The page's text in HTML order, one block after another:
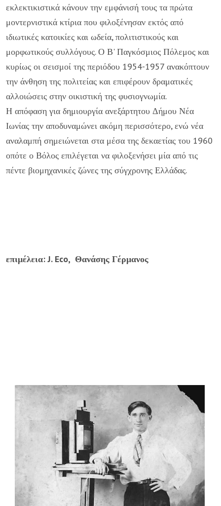
εκλεκτικιστικά κάνουν την εμφάνισή τους τα πρώτα
μοντερνιστικά κτίρια που φιλοξένησαν εκτός από
ιδιωτικές κατοικίες και ωδεία, πολιτιστικούς και
μορφωτικούς συλλόγους. Ο Β' Παγκόσμιος Πόλεμος και
κυρίως οι σεισμοί της περιόδου 1954-1957 ανακόπτουν
την άνθηση της πολιτείας και επιφέρουν δραματικές
αλλοιώσεις στην οικιστική της φυσιογνωμία.
Η απόφαση για δημιουργία ανεξάρτητου Δήμου Νέα
Ιωνίας την αποδυναμώνει ακόμη περισσότερο, ενώ νέα
αναλαμπή σημειώνεται στα μέσα της δεκαετίας του 1960
οπότε ο Βόλος επιλέγεται να φιλοξενήσει μία από τις
πέντε βιομηχανικές ζώνες της σύγχρονης Ελλάδας.
επιμέλεια: J. Eco, Θανάσης Γέρμανος